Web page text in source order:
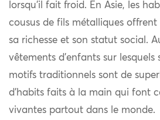
lorsqu’il fait froid. En Asie, les
cousus de fils métalliques offrent
sa richesse et son statut social.
vêtements d’enfants sur lesquels
motifs traditionnels sont de
d’habits faits à la main qui font
vivantes partout dans le monde.